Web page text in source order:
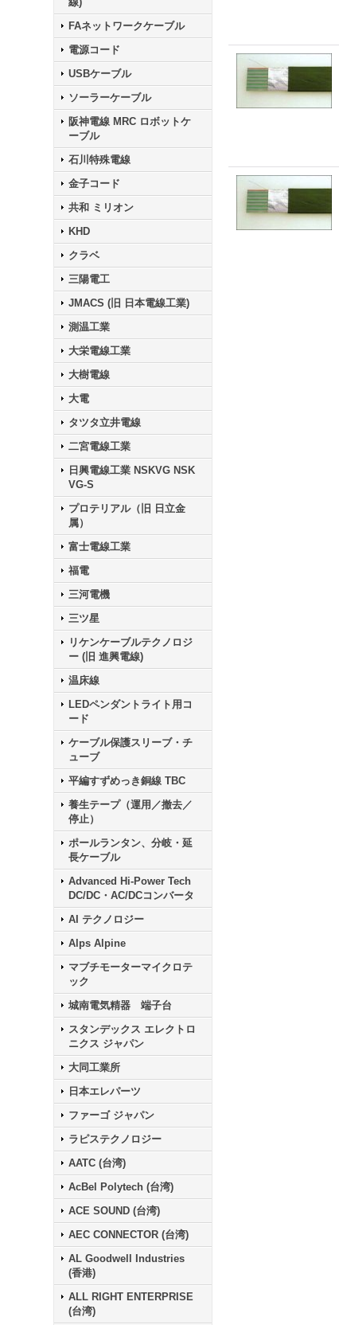
FAネットワークケーブル
電源コード
USBケーブル
ソーラーケーブル
阪神電線 MRC ロボットケ
ーブル
石川特殊電線
金子コード
共和 ミリオン
KHD
クラベ
三陽電工
JMACS (旧 日本電線工業)
測温工業
大栄電線工業
大樹電線
大電
タツタ立井電線
二宮電線工業
日興電線工業 NSKVG NSK
VG-S
プロテリアル（旧 日立金
属）
富士電線工業
福電
三河電機
三ツ星
リケンケーブルテクノロジ
ー (旧 進興電線)
温床線
LEDペンダントライト用コ
ード
ケーブル保護スリーブ・チ
ューブ
平編すずめっき銅線 TBC
養生テープ（運用／撤去／
停止）
ポールランタン、分岐・延
長ケーブル
Advanced Hi-Power Tech
DC/DC・AC/DCコンバータ
AI テクノロジー
Alps Alpine
マブチモーターマイクロテ
ック
城南電気精器 端子台
スタンデックス エレクトロ
ニクス ジャパン
大同工業所
日本エレパーツ
ファーゴ ジャパン
ラピステクノロジー
AATC (台湾)
AcBel Polytech (台湾)
ACE SOUND (台湾)
AEC CONNECTOR (台湾)
AL Goodwell Industries
(香港)
ALL RIGHT ENTERPRISE
(台湾)